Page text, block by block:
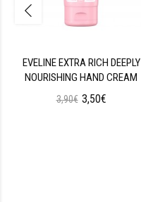
EVELINE EXTRA RICH DEEPLY
NOURISHING HAND CREAM
3,90€ 3,50€